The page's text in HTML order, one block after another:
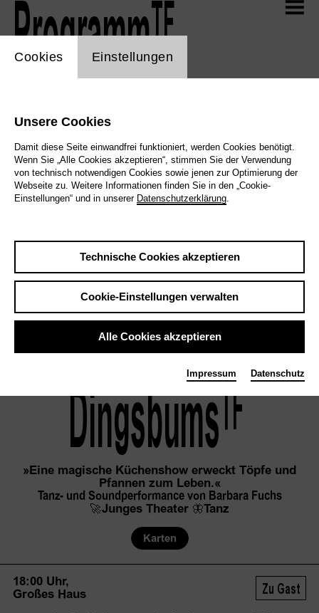
Zum Hauptinhalt der Seite springen
Cookies
Einstellungen
Unsere Cookies
Damit diese Seite einwandfrei funktioniert, werden Cookies benötigt.
Wenn Sie „Alle Cookies akzeptieren“, stimmen Sie der Verwendung
von technisch notwendigen Cookies sowie jenen zur Optimierung der
Webseite zu. Weitere Informationen finden Sie in den „Cookie-
Einstellungen“ und in unserer Datenschutzerklärung.
Technische Cookies akzeptieren
Cookie-Einstellungen verwalten
Alle Cookies akzeptieren
Impressum Datenschutz
AktuellTF
ProgrammTF
SelfiesTF
MediathekTF
InfoTF
ProgrammTF
Mitmachen! 2026/27
Alle Musiktheater Schauspiel
Tanz
Junges Theater
Konzert Spezialitäten
neue Termine ergänzt.
Kalender anzeigen
Sonntag, 20.09.2026
15:00–15:45 Uhr,
DingsbumsTF
»Eine magische Küchenshow erweckt Töpfe und
Pfannen zum Leben.«
Tanz- und Soundperformance von Barbara Fuchs
🚀Junges Theater 🦋Tanz
Karten
18:00 Uhr,
Großes Haus
Zu Gast